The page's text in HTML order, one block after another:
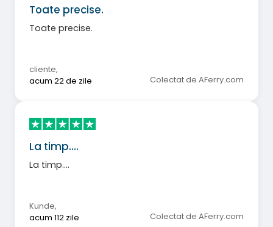
Toate precise.
Toate precise.
cliente,
acum 22 de zile
Colectat de AFerry.com
La timp....
La timp....
Kunde,
acum 112 zile
Colectat de AFerry.com